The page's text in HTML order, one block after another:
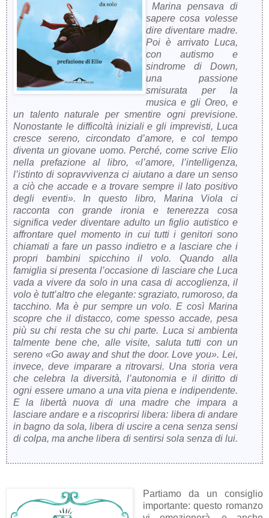
Marina pensava di
sapere cosa volesse
dire diventare madre.
Poi è arrivato Luca,
con autismo e
sindrome di Down,
una passione
smisurata per la
musica e gli Oreo, e
un talento naturale per smentire ogni previsione.
Nonostante le difficoltà iniziali e gli imprevisti, Luca
cresce sereno, circondato d’amore, e col tempo
diventa un giovane uomo. Perché, come scrive Elio
nella prefazione al libro, «l’amore, l’intelligenza,
l’istinto di sopravvivenza ci aiutano a dare un senso
a ciò che accade e a trovare sempre il lato positivo
degli eventi». In questo libro, Marina Viola ci
racconta con grande ironia e tenerezza cosa
significa veder diventare adulto un figlio autistico e
affrontare quel momento in cui tutti i genitori sono
chiamati a fare un passo indietro e a lasciare che i
propri bambini spicchino il volo. Quando alla
famiglia si presenta l’occasione di lasciare che Luca
vada a vivere da solo in una casa di accoglienza, il
volo è tutt’altro che elegante: sgraziato, rumoroso, da
tacchino. Ma è pur sempre un volo. E così Marina
scopre che il distacco, come spesso accade, pesa
più su chi resta che su chi parte. Luca si ambienta
talmente bene che, alle visite, saluta tutti con un
sereno «Go away and shut the door. Love you». Lei,
invece, deve imparare a ritrovarsi. Una storia vera
che celebra la diversità, l’autonomia e il diritto di
ogni essere umano a una vita piena e indipendente.
E la libertà nuova di una madre che impara a
lasciare andare e a riscoprirsi libera: libera di andare
in bagno da sola, libera di uscire a cena senza sensi
di colpa, ma anche libera di sentirsi sola senza di lui.
Partiamo da un consiglio
importante: questo romanzo